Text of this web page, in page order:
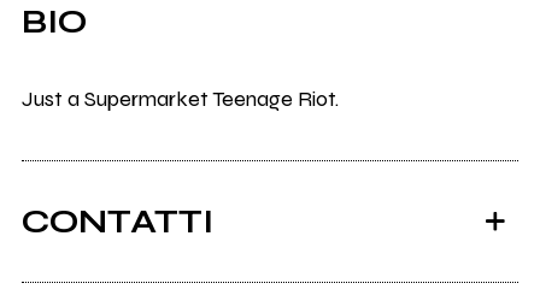
BIO
Just a Supermarket Teenage Riot.
CONTATTI